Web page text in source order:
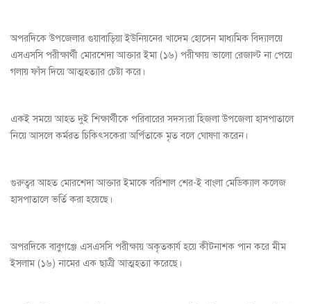
অপরদিকে উপজেলার গুয়াবাড়িয়া ইউনিয়নের খাদেম হোসেন মাধ্যমিক বিদ্যালয়ে
এসএসসি পরীক্ষার্থী মোরশেদা আক্তার ইমা (১৬) পরীক্ষায় ভালো রেজাল্ট না পেয়ে
গলায় ফাঁস দিয়ে আত্মহত্যার চেষ্টা করে।
একই সময়ে আহত দুই শিক্ষার্থীকে পরিবারের সদস্যরা হিজলা উপজেলা হাসপাতালে
নিয়ে আসলে কর্মরত চিকিৎসকেরা অর্পিতাকে মৃত বলে ঘোষণা করেন।
গুরুত্বর আহত মোরশেদা আক্তার ইমাকে বরিশাল শের-ই বাংলা মেডিক্যাল কলেজ
হাসপাতালে ভর্তি করা হয়েছে।
অপরদিকে বাবুগঞ্জে এসএসসি পরীক্ষায় অকৃতকার্য হয়ে কীটনাশক পান করে মীম
ইসলাম (১৬) নামের এক ছাত্রী আত্মহত্যা করেছে।